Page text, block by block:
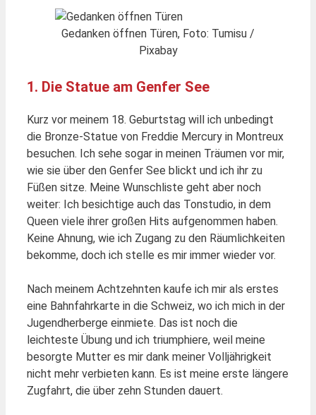
Gedanken öffnen Türen, Foto: Tumisu /
Pixabay
1. Die Statue am Genfer See
Kurz vor meinem 18. Geburtstag will ich unbedingt
die Bronze-Statue von Freddie Mercury in Montreux
besuchen. Ich sehe sogar in meinen Träumen vor mir,
wie sie über den Genfer See blickt und ich ihr zu
Füßen sitze. Meine Wunschliste geht aber noch
weiter: Ich besichtige auch das Tonstudio, in dem
Queen viele ihrer großen Hits aufgenommen haben.
Keine Ahnung, wie ich Zugang zu den Räumlichkeiten
bekomme, doch ich stelle es mir immer wieder vor.
Nach meinem Achtzehnten kaufe ich mir als erstes
eine Bahnfahrkarte in die Schweiz, wo ich mich in der
Jugendherberge einmiete. Das ist noch die
leichteste Übung und ich triumphiere, weil meine
besorgte Mutter es mir dank meiner Volljährigkeit
nicht mehr verbieten kann. Es ist meine erste längere
Zugfahrt, die über zehn Stunden dauert.